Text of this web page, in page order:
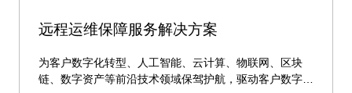
远程运维保障服务解决方案
为客户数字化转型、人工智能、云计算、物联网、区块
链、数字资产等前沿技术领域保驾护航，驱动客户数字创